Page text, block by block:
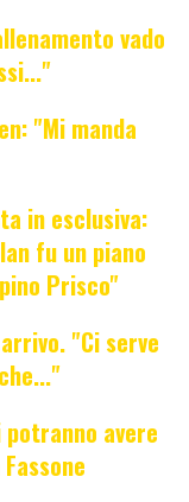
vado
"Mi manda
in esclusiva:
fu un piano
Prisco"
"Ci serve
avere